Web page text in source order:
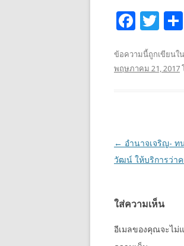
F
e
b
k
T
itt
er
ข้อความนี้ถูกเขียนใน
พฤษภาคม 21, 2017
เมนู
นำทาง
← อำนาจเจริญ-
วัฒน์ ให้บริการว่า
ใส่ความเห็น
อีเมลของคุณจะไม่